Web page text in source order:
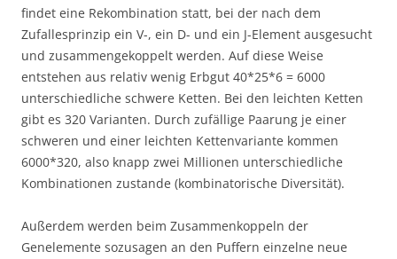
findet eine Rekombination statt, bei der nach dem
Zufallesprinzip ein V-, ein D- und ein J-Element ausgesucht
und zusammengekoppelt werden. Auf diese Weise
entstehen aus relativ wenig Erbgut 40*25*6 = 6000
unterschiedliche schwere Ketten. Bei den leichten Ketten
gibt es 320 Varianten. Durch zufällige Paarung je einer
schweren und einer leichten Kettenvariante kommen
6000*320, also knapp zwei Millionen unterschiedliche
Kombinationen zustande (kombinatorische Diversität).
Außerdem werden beim Zusammenkoppeln der
Genelemente sozusagen an den Puffern einzelne neue